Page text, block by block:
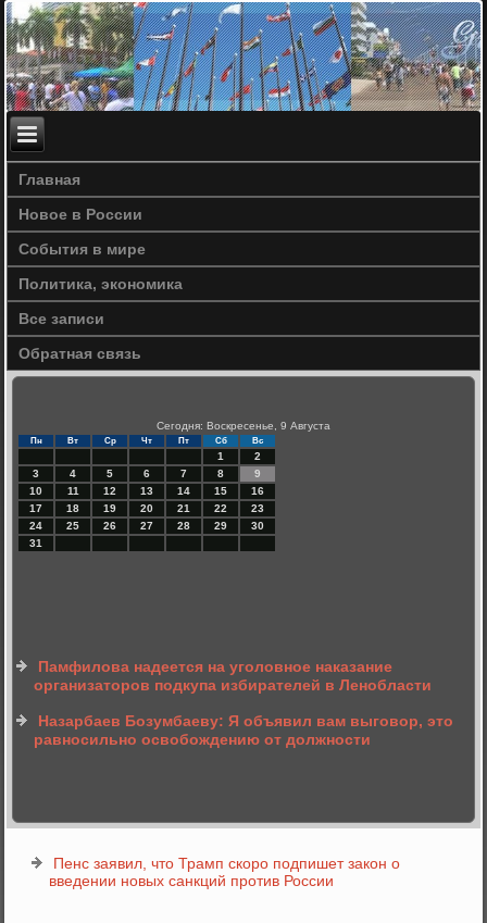
Главная
Новое в России
События в мире
Политика, экономика
Все записи
Обратная связь
Сегодня: Воскресенье, 9 Августа
Пн Вт Ср Чт Пт Сб Вс
1
2
3
4 5 6 7 8
9
10
11 12 13 14 15
16
17
18 19 20 21 22
23
24
25 26 27 28 29
30
31
Памфилова надеется на уголовное наказание
организаторов подкупа избирателей в Ленобласти
Назарбаев Бозумбаеву: Я объявил вам выговор, это
равносильно освобождению от должности
Пенс заявил, что Трамп скоро подпишет закон о
введении новых санкций против России